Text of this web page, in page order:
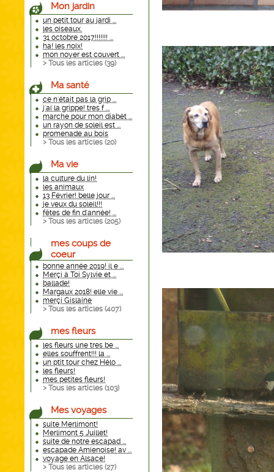
Mon jardin
un petit tour au jardi ...
les oiseaux.
31 octobre 2017!!!!!!! ...
ha! les noix!
mon noyer est couvert ...
> Tous les articles (39)
Ma santé
ce n'était pas la grip ...
j'ai la grippe! tres f ...
marche pour mon diabèt ...
un rayon de soleil est ...
promenade au bois
> Tous les articles (20)
Ma vie
la culture du lin!
les animaux
13 Février! belle jour ...
je veux du soleil!!!
fêtes de fin d'année! ...
> Tous les articles (205)
mes coups de
coeur
bonne année 2019! il e ...
Merçi à Toi Sylvie et ...
ballade!
Margaux 2018! elle vie ...
merçi Gislaine
> Tous les articles (407)
mes fleurs
les fleurs une tres be ...
elles souffrent!!! la ...
un ptit tour chez Hélo ...
les fleurs!
mes petites fleurs!
> Tous les articles (103)
Mes voyages
suite Merlimont!
Merlimont 5 Juillet!
suite de notre escapad ...
escapade Amienoise! av ...
voyage en Alsace!
> Tous les articles (27)